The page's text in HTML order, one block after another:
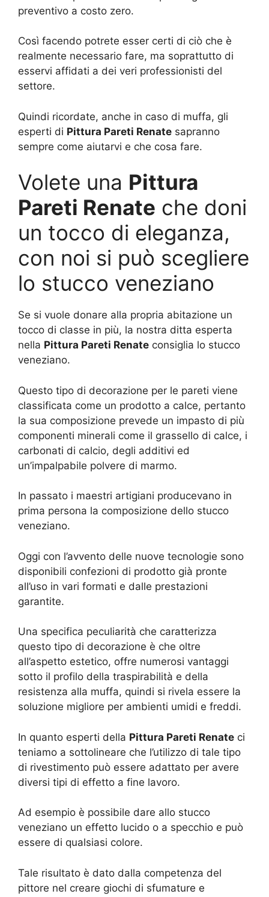
preventivo a costo zero.
Così facendo potrete esser certi di ciò che è
realmente necessario fare, ma soprattutto di
esservi affidati a dei veri professionisti del
settore.
Quindi ricordate, anche in caso di muffa, gli
esperti di Pittura Pareti Renate sapranno
sempre come aiutarvi e che cosa fare.
Volete una Pittura
Pareti Renate che doni
un tocco di eleganza,
con noi si può scegliere
lo stucco veneziano
Se si vuole donare alla propria abitazione un
tocco di classe in più, la nostra ditta esperta
nella Pittura Pareti Renate consiglia lo stucco
veneziano.
Questo tipo di decorazione per le pareti viene
classificata come un prodotto a calce, pertanto
la sua composizione prevede un impasto di più
componenti minerali come il grassello di calce, i
carbonati di calcio, degli additivi ed
un’impalpabile polvere di marmo.
In passato i maestri artigiani producevano in
prima persona la composizione dello stucco
veneziano.
Oggi con l’avvento delle nuove tecnologie sono
disponibili confezioni di prodotto già pronte
all’uso in vari formati e dalle prestazioni
garantite.
Una specifica peculiarità che caratterizza
questo tipo di decorazione è che oltre
all’aspetto estetico, offre numerosi vantaggi
sotto il profilo della traspirabilità e della
resistenza alla muffa, quindi si rivela essere la
soluzione migliore per ambienti umidi e freddi.
In quanto esperti della Pittura Pareti Renate ci
teniamo a sottolineare che l’utilizzo di tale tipo
di rivestimento può essere adattato per avere
diversi tipi di effetto a fine lavoro.
Ad esempio è possibile dare allo stucco
veneziano un effetto lucido o a specchio e può
essere di qualsiasi colore.
Tale risultato è dato dalla competenza del
pittore nel creare giochi di sfumature e